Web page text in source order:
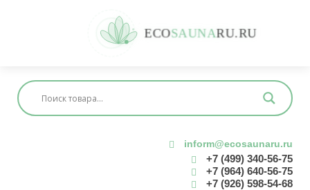
ECOSAUNARU.RU
inform@ecosaunaru.ru
+7 (499) 340-56-75
+7 (964) 640-56-75
+7 (926) 598-54-68